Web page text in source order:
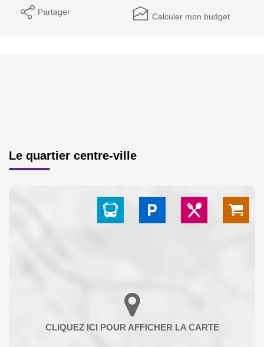
Partager Calculer mon budget
Le quartier centre-ville